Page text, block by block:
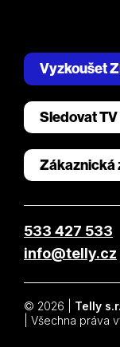
Vyzkoušet
Sledovat TV
Zákaznická
533 427 533
info@telly.cz
© 2026 | Telly
| Všechna práva